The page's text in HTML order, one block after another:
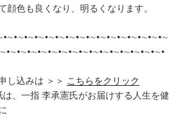
顔色も良くなり、明るくなります。
し込みは ＞＞ こちらをクリック
は、一指 李承憲氏がお届けする人生を健